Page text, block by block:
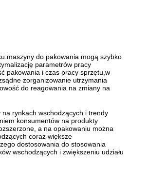
do pakowania mogą szybko
parametrów pracy
pakowania i czas pracy sprzętu,w
zorganizowanie utrzymania
do reagowania na zmiany na
rynkach wschodzących i trendy
konsumentów na produkty
a na opakowaniu można
coraz większe
dostosowania do stosowania
wschodzących i zwiększeniu udziału